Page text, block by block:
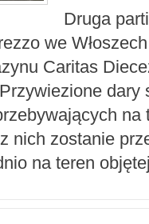
Druga
we
Caritas
dary
na
nich zostanie
na teren